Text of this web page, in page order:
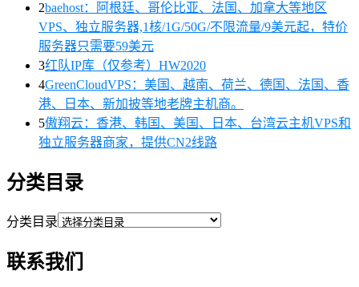
2baehost：阿根廷、哥伦比亚、法国、加拿大等地区
VPS、独立服务器,1核/1G/50G/不限流量/9美元起，特价
服务器只需要59美元
3红队IP库（仅参考）HW2020
4GreenCloudVPS：美国、越南、荷兰、德国、法国、香
港、日本、新加披等地老牌主机商。
5傲翔云：香港、韩国、美国、日本、台湾云主机VPS和
独立服务器商家，提供CN2线路
分类目录
分类目录
联系我们